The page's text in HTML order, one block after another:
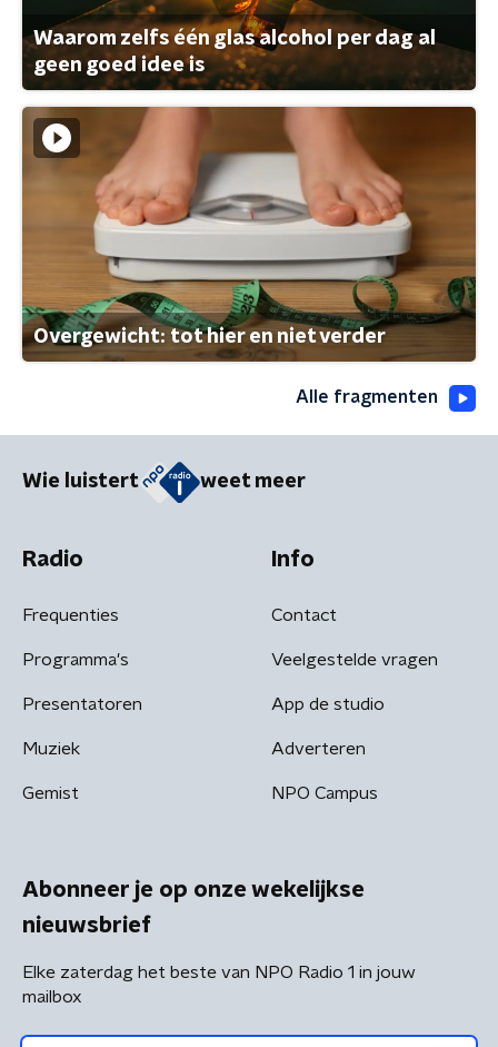
Waarom zelfs één glas alcohol per dag al
geen goed idee is
Overgewicht: tot hier en niet verder
Alle fragmenten
Wie luistert weet meer
Radio
Frequenties
Programma's
Presentatoren
Muziek
Gemist
Info
Contact
Veelgestelde vragen
App de studio
Adverteren
NPO Campus
Abonneer je op onze wekelijkse
nieuwsbrief
Elke zaterdag het beste van NPO Radio 1 in jouw
mailbox